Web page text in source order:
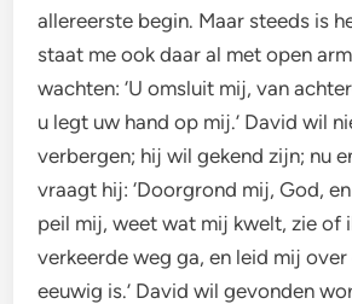
allereerste begin. Maar steeds is
staat me ook daar al met open
wachten: ‘U omsluit mij, van
u legt uw hand op mij.’ David wil
verbergen; hij wil gekend zijn; nu
vraagt hij: ‘Doorgrond mij, God,
peil mij, weet wat mij kwelt, zie of
verkeerde weg ga, en leid mij
eeuwig is.’ David wil gevonden